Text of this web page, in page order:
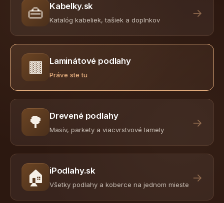
👜 Kabelky.sk
Katalóg kabeliek, tašiek a doplnkov
→
🟫 Laminátové podlahy
Práve ste tu
🌳 Drevené podlahy
Masív, parkety a viacvrstvové lamely
→
🏠 iPodlahy.sk
Všetky podlahy a koberce na jednom mieste
→